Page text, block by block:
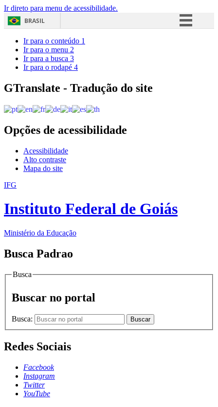
Ir direto para menu de acessibilidade.
BRASIL
Acesso à informação
Ir para o conteúdo 1
Ir para o menu 2
Ir para a busca 3
Ir para o rodapé 4
GTranslate - Tradução do site
Opções de acessibilidade
Acessibilidade
Alto contraste
Mapa do site
IFG
Instituto Federal de Goiás
Ministério da Educação
Busca Padrao
Busca
Buscar no portal
Busca: Buscar
Redes Sociais
Facebook
Instagram
Twitter
YouTube